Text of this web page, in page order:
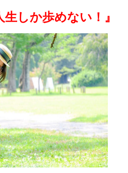
生しか歩めない！ 』